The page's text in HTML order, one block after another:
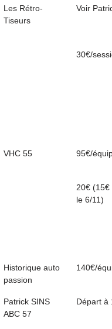
Les Rétro-
Tiseurs
Voir
30€/
VHC 55 95€/
20€ (15€
le 6/11)
Historique auto
passion
140€/
Patrick SINS
ABC 57
Départ à